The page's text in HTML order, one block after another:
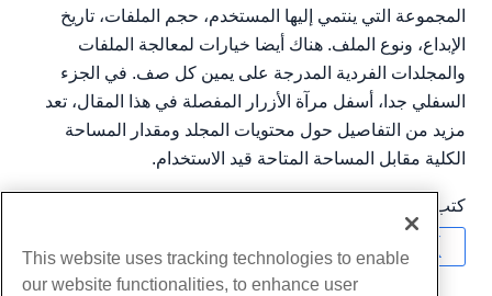
المجموعة التي ينتمي إليها المستخدم، حجم الملفات، تاريخ
الإبداع، ونوع الملف. هناك أيضا خيارات لمعالجة الملفات
والمجلدات الفردية المدرجة على يمين كل صف. في الجزء
السفلي جدا، أسفل مرآة الأزرار المفصلة في هذا المقال، تعد
مزيد من التفاصيل حول محتويات المجلد ومقدار المساحة
الكلية مقابل المساحة المتاحة قيد الاستخدام.
كتب بواسطة
This website uses tracking technologies to enable
our website functionalities, to enhance user